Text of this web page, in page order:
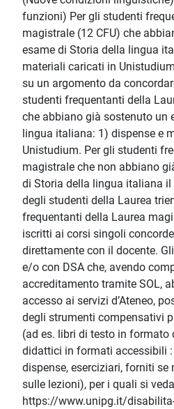
funzioni) Per gli studenti
magistrale (12 CFU) che
esame di Storia della lingua
materiali caricati in
su un argomento da
studenti frequentanti della
che abbiano già sostenuto un
lingua italiana: 1) dispense e
Unistudium. Per gli studenti
magistrale che non abbiano
di Storia della lingua italiana
degli studenti della Laurea
frequentanti della Laurea
iscritti ai corsi singoli
direttamente con il docente.
e/o con DSA che, avendo
accreditamento tramite SOL,
accesso ai servizi d’Ateneo,
degli strumenti compensativi
(ad es. libri di testo in formato
didattici in formati accessibili
dispense, eserciziari, forniti
sulle lezioni), per i quali si
https://www.unipg.it/